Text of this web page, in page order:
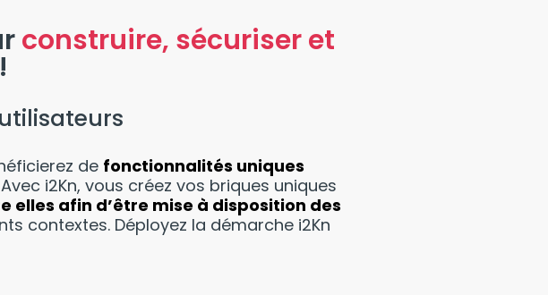
construire, sécuriser et
de fonctionnalités uniques
Avec i2Kn, vous créez vos briques uniques
afin d’être mise à disposition des
contextes. Déployez la démarche i2Kn